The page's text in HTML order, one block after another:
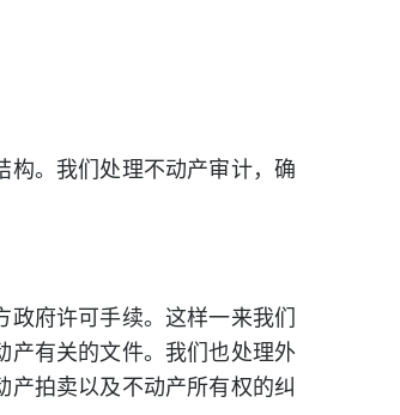
构。我们处理不动产审计，确
政府许可手续。这样一来我们
产有关的文件。我们也处理外
拍卖以及不动产所有权的纠